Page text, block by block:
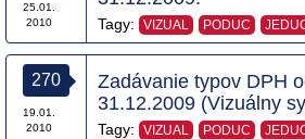
25.01.
2010
Tagy: VIZUAL PODUC
270
19.01.
2010
Zadávanie typov DPH
31.12.2009 (Vizuálny
Tagy: VIZUAL PODUC